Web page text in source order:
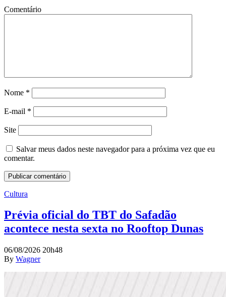
Comentário
Nome *
E-mail *
Site
Salvar meus dados neste navegador para a próxima vez que eu
comentar.
Cultura
Prévia oficial do TBT do Safadão
acontece nesta sexta no Rooftop Dunas
06/08/2026 20h48
By Wagner